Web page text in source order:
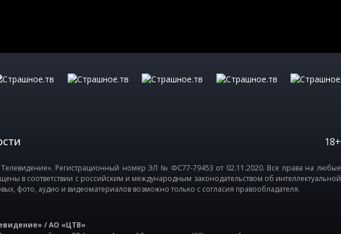
18+
Регистрационный номер ЭЛ № ФС77-79453 от 02.11.2020. Все права на любые
в соответствии с российским и международным законодательством об интеллектуальной
фото, аудио и видеоматериалов возможно только с согласия правообладателя.
/ АО «ЦТВ»